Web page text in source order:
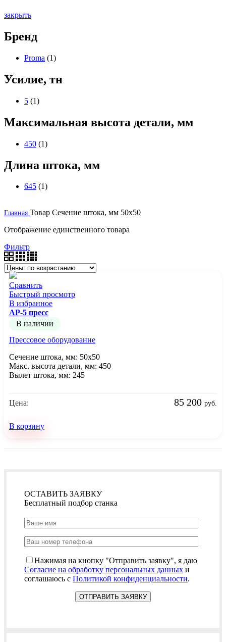
закрыть
Бренд
Proma (1)
Усилие, тн
5 (1)
Максимальная высота детали, мм
450 (1)
Длина штока, мм
645 (1)
Главная Товар Сечение штока, мм 50х50
Отображение единственного товара
Фильтр
Сравнить
Быстрый просмотр
В избранное
AP-5 пресс
В наличии
Прессовое оборудование
Цена: 85 200 руб.
Сечение штока, мм: 50x50
Макс. высота детали, мм: 450
Вылет штока, мм: 245
В корзину
ОСТАВИТЬ ЗАЯВКУ
Бесплатный подбор станка
Нажимая на кнопку "Отправить заявку", я даю
Согласие на обработку персональных данных и
соглашаюсь с Политикой конфиденциальности.